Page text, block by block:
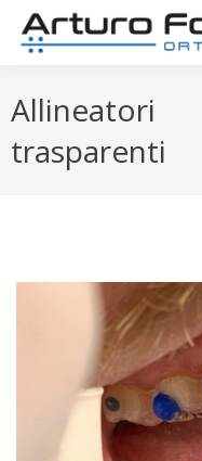
Allineatori
trasparenti